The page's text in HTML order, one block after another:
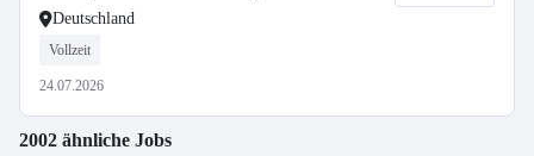
Deutschland
Vollzeit
24.07.2026
2002 ähnliche Jobs